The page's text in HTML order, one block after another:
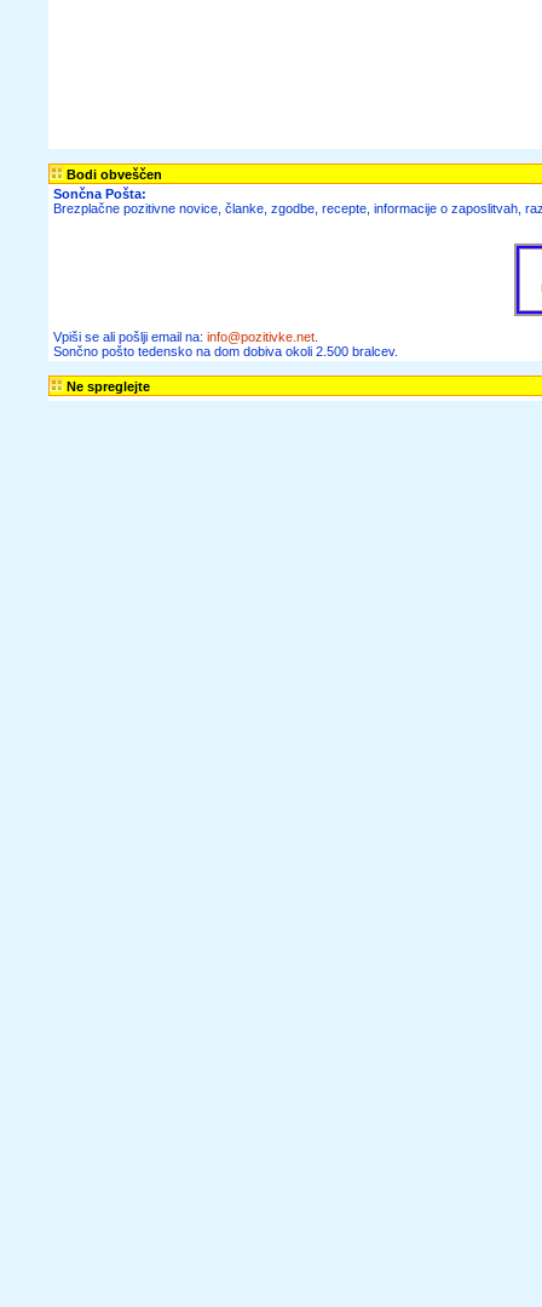
Bodi obveščen
Sončna Pošta:
Brezplačne pozitivne novice, članke, zgodbe, recepte, informacije o zaposlitvah,
Vpiši se ali pošlji email na: info@pozitivke.net
Sončno pošto tedensko na dom dobiva okoli 2.500 bralcev.
Ne spreglejte